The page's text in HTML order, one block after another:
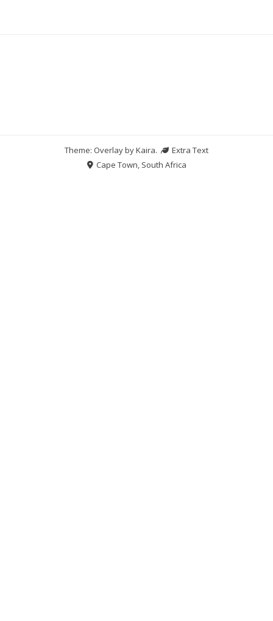
Theme: Overlay byKaira.
Extra Text
Cape Town, South Africa